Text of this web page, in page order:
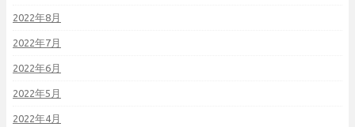
2022年8月
2022年7月
2022年6月
2022年5月
2022年4月